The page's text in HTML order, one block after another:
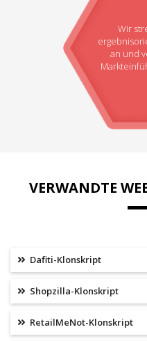
Wir
an und
VERWANDTE
Dafiti-Klonskript
Shopzilla-Klonskript
RetailMeNot-Klonskript